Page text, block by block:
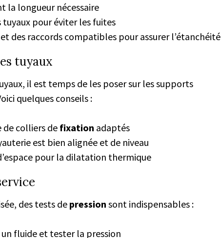
la longueur nécessaire
tuyaux pour éviter les fuites
des raccords compatibles pour assurer l’étanchéité
tuyaux
il est temps de les poser sur les supports
quelques conseils :
de colliers defixation adaptés
est bien alignée et de niveau
pour la dilatation thermique
des tests de pression sont indispensables :
fluide et tester la pression